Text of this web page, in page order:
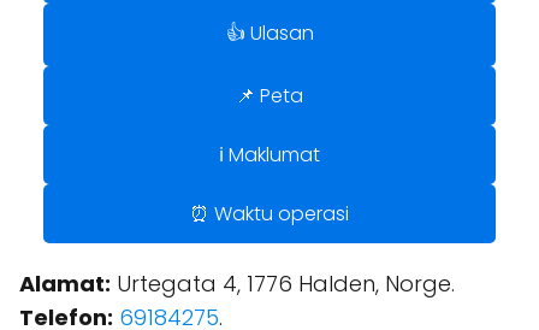
👍 Ulasan
📌 Peta
ℹ️ Maklumat
⏰ Waktu operasi
Alamat: Urtegata 4, 1776 Halden, Norge.
Telefon: 69184275.